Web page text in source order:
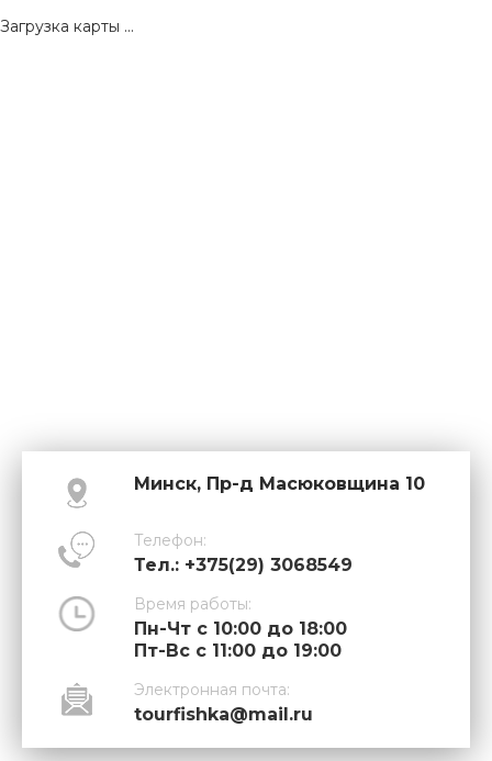
Загрузка карты ...
Минск, Пр-д Масюковщина 10
Телефон:
Тел.: +375(29) 3068549
Время работы:
Пн-Чт с 10:00 до 18:00
Пт-Вс с 11:00 до 19:00
Электронная почта:
tourfishka@mail.ru